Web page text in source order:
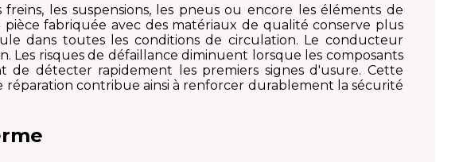
les suspensions, les pneus ou encore les éléments de
fabriquée avec des matériaux de qualité conserve plus
dans toutes les conditions de circulation. Le conducteur
Les risques de défaillance diminuent lorsque les composants
détecter rapidement les premiers signes d'usure. Cette
contribue ainsi à renforcer durablement la sécurité